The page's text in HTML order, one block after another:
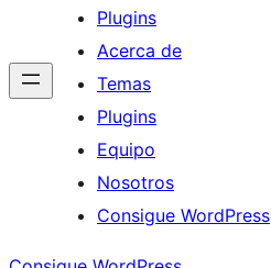
Plugins
Acerca de
Temas
Plugins
Equipo
Nosotros
Consigue WordPress